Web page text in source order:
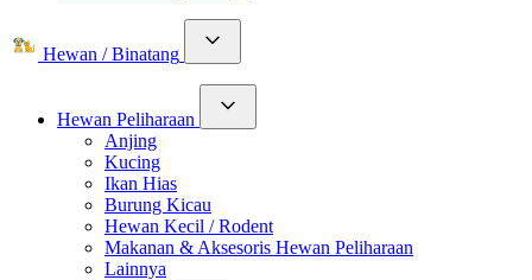
Hewan / Binatang
Hewan Peliharaan
Anjing
Kucing
Ikan Hias
Burung Kicau
Hewan Kecil / Rodent
Makanan & Aksesoris Hewan Peliharaan
Lainnya